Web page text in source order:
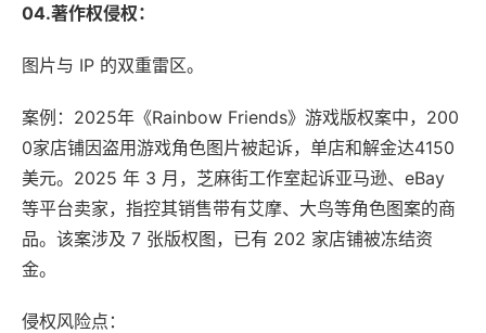
04.著作权侵权：
图片与 IP 的双重雷区。
案例：2025年《Rainbow Friends》游戏版权案中，200
0家店铺因盗用游戏角色图片被起诉，单店和解金达4150
美元。2025 年 3 月，芝麻街工作室起诉亚马逊、eBay
等平台卖家，指控其销售带有艾摩、大鸟等角色图案的商
品。该案涉及 7 张版权图，已有 202 家店铺被冻结资
金。
侵权风险点：